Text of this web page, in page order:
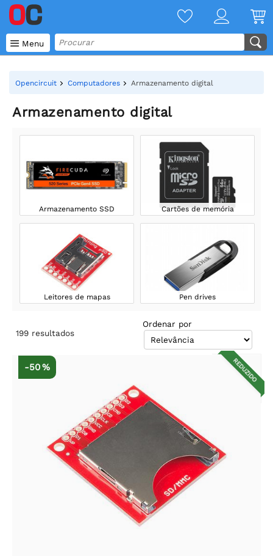
 Menu
Opencircuit Computadores Armazenamento digital
Armazenamento digital
Armazenamento SSD Cartões de memória
Leitores de mapas Pen drives
199 resultados
Ordenar por
REDUZIDO
-50 %